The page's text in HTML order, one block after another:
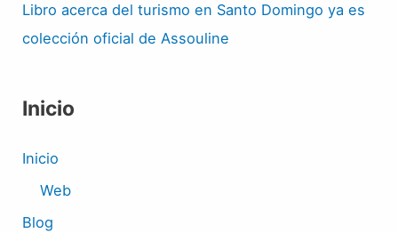
Libro acerca del turismo en Santo Domingo ya es
colección oficial de Assouline
Inicio
Inicio
Web
Blog